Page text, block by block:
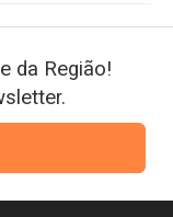
da Região!